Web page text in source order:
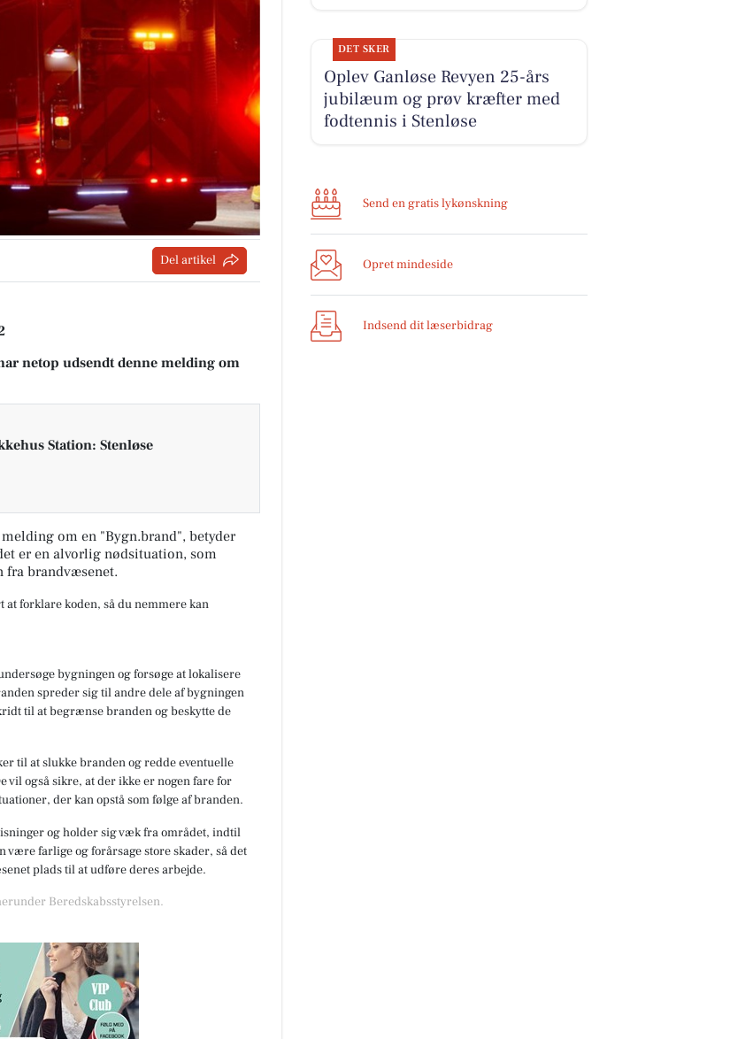
Del artikel
netop udsendt denne melding om
Station: Stenløse
om en "Bygn.brand", betyder
er en alvorlig nødsituation, som
brandvæsenet.
forklare koden, så du nemmere kan
bygningen og forsøge at lokalisere
spreder sig til andre dele af bygningen
til at begrænse branden og beskytte de
til at slukke branden og redde eventuelle
vil også sikre, at der ikke er nogen fare for
der kan opstå som følge af branden.
og holder sig væk fra området, indtil
farlige og forårsage store skader, så det
plads til at udføre deres arbejde.
Beredskabsstyrelsen.
DET SKER
Oplev Ganløse Revyen 25-års
jubilæum og prøv kræfter med
fodtennis i Stenløse
Send en gratis lykønskning
Opret mindeside
Indsend dit læserbidrag